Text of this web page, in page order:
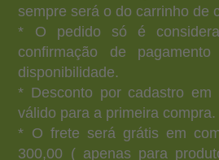
sempre será o do carrinho de
* O pedido só é
confirmação de
disponibilidade.
* Desconto por cadastro em
válido para a primeira compra.
* O frete será grátis em
300,00 ( apenas para